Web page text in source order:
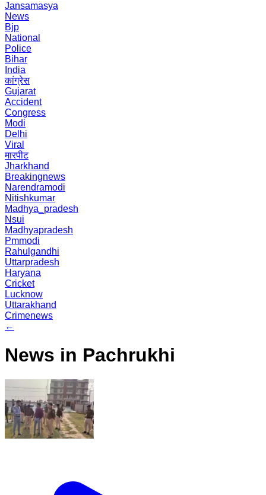
Jansamasya
News
Bjp
National
Police
Bihar
India
कांग्रेस
Gujarat
Accident
Congress
Modi
Delhi
Viral
मारपीट
Jharkhand
Breakingnews
Narendramodi
Nitishkumar
Madhya_pradesh
Nsui
Madhyapradesh
Pmmodi
Rahulgandhi
Uttarpradesh
Haryana
Cricket
Lucknow
Uttarakhand
Crimenews
←
News in Pachrukhi